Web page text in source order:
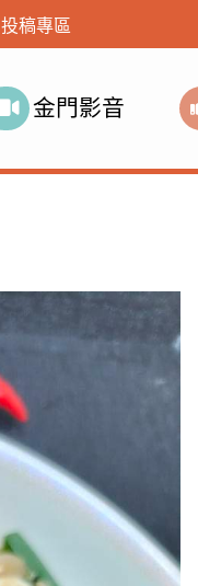
投稿專區
金門影音